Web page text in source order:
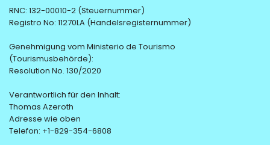
RNC: 132-00010-2 (Steuernummer)
Registro No: 11270LA (Handelsregisternummer)
Genehmigung vom Ministerio de Tourismo
(Tourismusbehörde):
Resolution No. 130/2020
Verantwortlich für den Inhalt:
Thomas Azeroth
Adresse wie oben
Telefon: +1-829-354-6808